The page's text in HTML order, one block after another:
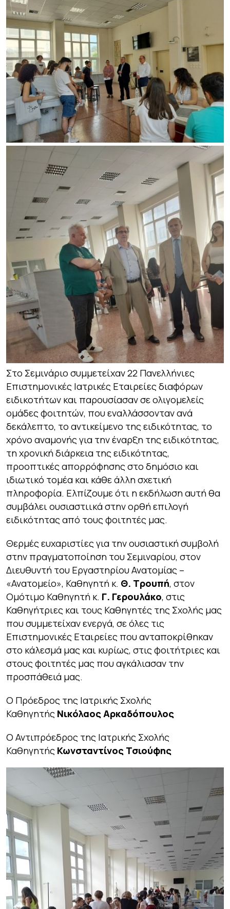
Στο Σεμινάριο συμμετείχαν 22 Πανελλήνιες
Επιστημονικές Ιατρικές Εταιρείες διαφόρων
ειδικοτήτων και παρουσίασαν σε ολιγομελείς
ομάδες φοιτητών, που εναλλάσσονταν ανά
δεκάλεπτο, το αντικείμενο της ειδικότητας, το
χρόνο αναμονής για την έναρξη της ειδικότητας,
τη χρονική διάρκεια της ειδικότητας,
προοπτικές απορρόφησης στο δημόσιο και
ιδιωτικό τομέα και κάθε άλλη σχετική
πληροφορία. Ελπίζουμε ότι η εκδήλωση αυτή θα
συμβάλει ουσιαστιικά στην ορθή επιλογή
ειδικότητας από τους φοιτητές μας.
Θερμές ευχαριστίες για την ουσιαστική συμβολή
στην πραγματοποίηση του Σεμιναρίου, στον
Διευθυντή του Εργαστηρίου Ανατομίας –
«Ανατομείο», Καθηγητή κ. Θ. Τρουπή, στον
Ομότιμο Καθηγητή κ. Γ. Γερουλάκο, στις
Καθηγήτριες και τους Καθηγητές της Σχολής μας
που συμμετείχαν ενεργά, σε όλες τις
Επιστημονικές Εταιρείες που ανταποκρίθηκαν
στο κάλεσμά μας και κυρίως, στις φοιτήτριες και
στους φοιτητές μας που αγκάλιασαν την
προσπάθειά μας.
Ο Πρόεδρος της Ιατρικής Σχολής
Καθηγητής Νικόλαος Αρκαδόπουλος
Ο Αντιπρόεδρος της Ιατρικής Σχολής
Καθηγητής Κωνσταντίνος Τσιούφης